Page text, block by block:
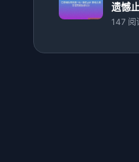
遗憾
证南
147 阅